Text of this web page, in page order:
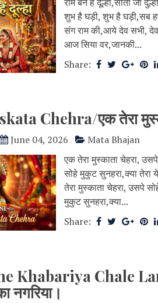
शुभ है घड़ी, शुभ है घड़ी,सब
संग राम की,आये देव सभी, देव
आज सिया वर,जानकी...
Share:
Chehra/एक तेरा
June 04, 2026
Mata Bhajan
एक तेरा मुस्काता चेहरा,
सोहे मुकुट सुनहरा,क्या तेरा ये
तेरा मुस्काता चेहरा, उसपे
मुकुट सुनहरा,क्या...
Share:
Khabariya Chale
नगरिया।